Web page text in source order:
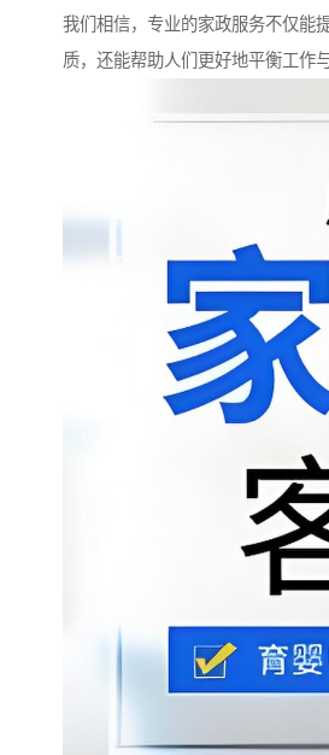
我们相信，专业的家政服务不仅能
质，还能帮助人们更好地平衡工作与